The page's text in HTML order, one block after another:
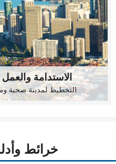
الاستدامة
التخطيط لمدينة صحية
خرائط